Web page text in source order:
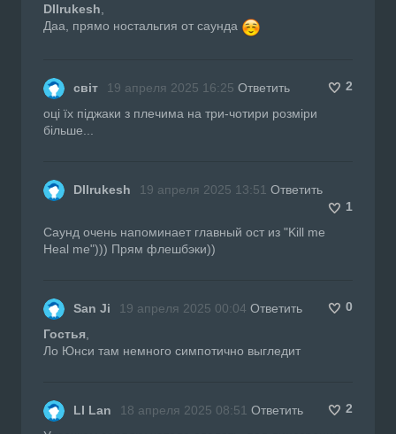
DIlrukesh
Даа, прямо ностальгия от саунда
світ 19 апреля 2025 16:25 Ответить
2
оці їх піджаки з плечима на три-чотири розміри
більше...
DIlrukesh 19 апреля 2025 13:51 Ответить
1
Саунд очень напоминает главный ост из "Kill me
Heal me"))) Прям флешбэки))
San Ji 19 апреля 2025 00:04 Ответить
0
Гостья
Ло Юнси там немного симпотично выгледит
LI Lan 18 апреля 2025 08:51 Ответить
2